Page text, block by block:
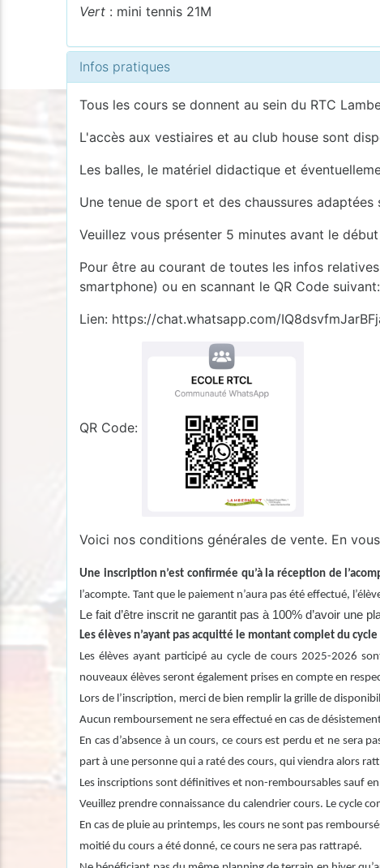
Vert : mini tennis 21M
Infos pratiques
Tous les cours se donnent au sein du RTC
L'accès aux vestiaires et au club house sont
Les balles, le matériel didactique et
Une tenue de sport et des chaussures adaptées
Veuillez vous présenter 5 minutes avant le
Pour être au courant de toutes les infos
smartphone) ou en scannant le QR Code suivant:
Lien: https://chat.whatsapp.com/
QR Code:
Voici nos conditions générales de vente. En
Une inscription n’est confirmée qu’à la réception de
l’acompte. Tant que le paiement n’aura pas été effectué,
Le fait d’être inscrit ne garantit pas à 100% d’avoir une
Les élèves n’ayant pas acquitté le montant complet du
Les élèves ayant participé au cycle de cours 2025-2026
nouveaux élèves seront également prises en compte en
Lors de l’inscription, merci de bien remplir la grille de
Aucun remboursement ne sera effectué en cas de
En cas d’absence à un cours, ce cours est perdu et ne sera
part à une personne qui a raté des cours, qui viendra alors
Les inscriptions sont définitives et non-remboursables sauf
Veuillez prendre connaissance du calendrier cours. Le cycle
En cas de pluie au printemps, les cours ne sont pas
moitié du cours a été donné, ce cours ne sera pas rattrapé.